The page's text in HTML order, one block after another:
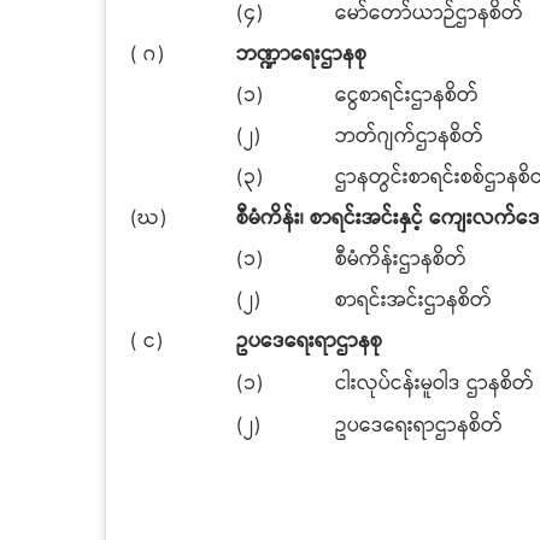
(၄)
မော်တော်ယာဉ်ဌာနစိတ်
( ဂ)
ဘဏ္ဍာရေးဌာနစု
(၁)
ငွေစာရင်းဌာနစိတ်
(၂)
ဘတ်ဂျက်ဌာနစိတ်
(၃)
ဌာနတွင်းစာရင်းစစ်ဌာန
(ဃ)
စီမံကိန်း၊ စာရင်းအင်းနှင့် ကျေးလက်ဒ
(၁)
စီမံကိန်းဌာနစိတ်
(၂)
စာရင်းအင်းဌာနစိတ်
( င)
ဥပဒေရေးရာဌာနစု
(၁)
ငါးလုပ်ငန်းမူဝါဒ ဌာနစိတ်
(၂)
ဥပဒေရေးရာဌာနစိတ်